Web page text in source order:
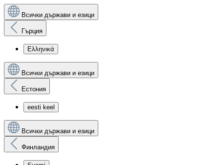
Всички държави и езици
Гърция
Ελληνικά
Всички държави и езици
Естония
eesti keel
Всички държави и езици
Финландия